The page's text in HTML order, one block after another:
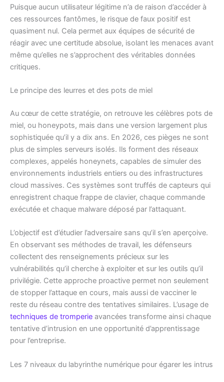
Puisque aucun utilisateur légitime n’a de raison d’accéder à
ces ressources fantômes, le risque de faux positif est
quasiment nul. Cela permet aux équipes de sécurité de
réagir avec une certitude absolue, isolant les menaces avant
même qu’elles ne s’approchent des véritables données
critiques.
Le principe des leurres et des pots de miel
Au cœur de cette stratégie, on retrouve les célèbres pots de
miel, ou honeypots, mais dans une version largement plus
sophistiquée qu’il y a dix ans. En 2026, ces pièges ne sont
plus de simples serveurs isolés. Ils forment des réseaux
complexes, appelés honeynets, capables de simuler des
environnements industriels entiers ou des infrastructures
cloud massives. Ces systèmes sont truffés de capteurs qui
enregistrent chaque frappe de clavier, chaque commande
exécutée et chaque malware déposé par l’attaquant.
L’objectif est d’étudier l’adversaire sans qu’il s’en aperçoive.
En observant ses méthodes de travail, les défenseurs
collectent des renseignements précieux sur les
vulnérabilités qu’il cherche à exploiter et sur les outils qu’il
privilégie. Cette approche proactive permet non seulement
de stopper l’attaque en cours, mais aussi de vacciner le
reste du réseau contre des tentatives similaires. L’usage de
techniques de tromperie avancées transforme ainsi chaque
tentative d’intrusion en une opportunité d’apprentissage
pour l’entreprise.
Les 7 niveaux du labyrinthe numérique pour égarer les intrus